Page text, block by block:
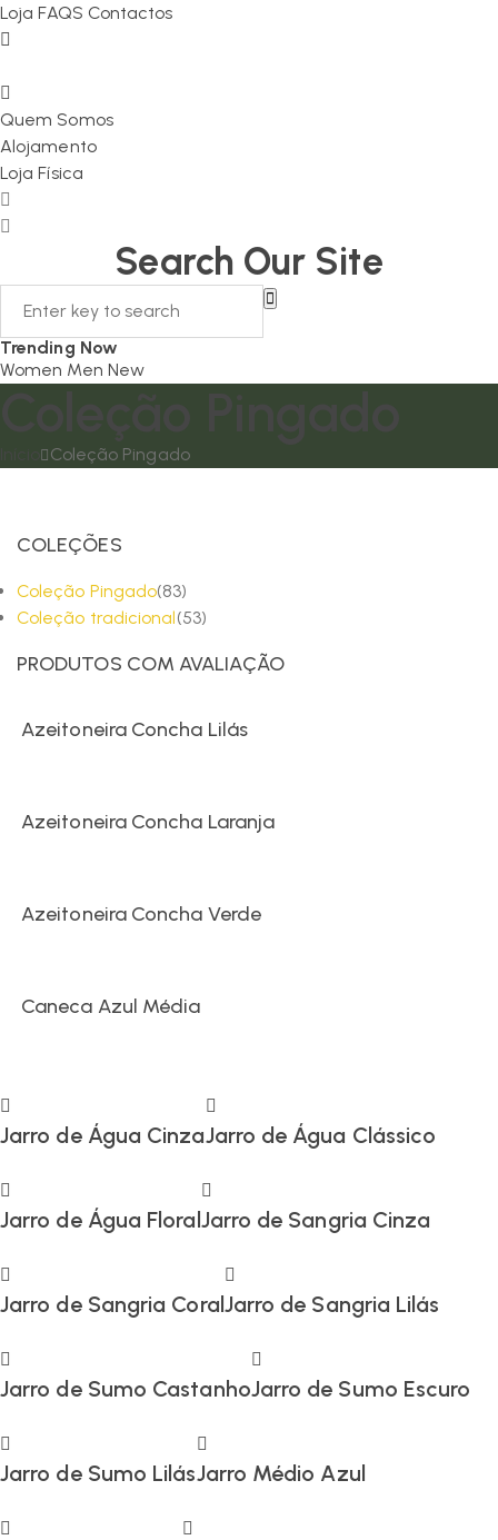
Loja FAQS Contactos
Quem Somos
Alojamento
Loja Física
Search Our Site
Trending Now
Women Men New
Coleção Pingado
COLEÇÕES
Coleção Pingado(83)
Coleção tradicional(53)
PRODUTOS COM AVALIAÇÃO
Azeitoneira Concha Lilás
Azeitoneira Concha Laranja
Azeitoneira Concha Verde
Caneca Azul Média
Jarro de Água CinzaJarro de Água Clássico
Jarro de Água FloralJarro de Sangria Cinza
Jarro de Sangria CoralJarro de Sangria Lilás
Jarro de Sumo CastanhoJarro de Sumo Escuro
Jarro de Sumo LilásJarro Médio Azul